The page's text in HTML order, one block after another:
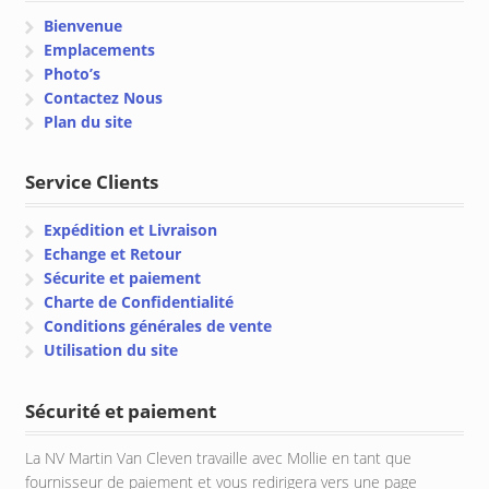
Bienvenue
Emplacements
Photo’s
Contactez Nous
Plan du site
Service Clients
Expédition et Livraison
Echange et Retour
Sécurite et paiement
Charte de Confidentialité
Conditions générales de vente
Utilisation du site
Sécurité et paiement
La NV Martin Van Cleven travaille avec Mollie en tant que
fournisseur de paiement et vous redirigera vers une page